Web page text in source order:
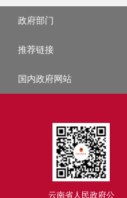
政府部门
推荐链接
国内政府网站
云南省人民政府公